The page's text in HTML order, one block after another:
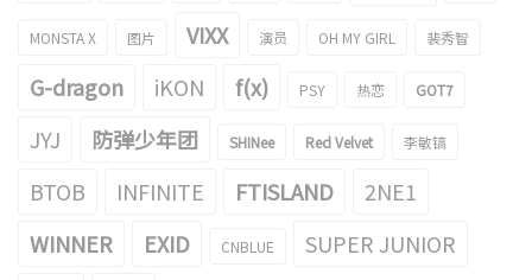
MONSTA X 图片 VIXX 演员 OH MY GIRL 裴秀智
G-dragon iKON f(x) PSY 热恋 GOT7
JYJ 防弹少年团 SHINee Red Velvet 李敏镐
BTOB INFINITE FTISLAND
2NE1
WINNER
EXID CNBLUE SUPER JUNIOR